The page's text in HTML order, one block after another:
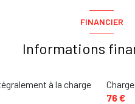
FINANCIER
Informations
à la charge
76 €